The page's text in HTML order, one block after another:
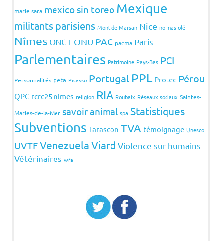
marie sara mexico sin toreo Mexique
militants parisiens Mont-de-Marsan Nice no mas olé
Nîmes ONCT ONU PAC pacma Paris
Parlementaires Patrimoine Pays-Bas PCI
Personnalités peta Picasso Portugal PPL Protec Pérou
QPC rcrc25 nimes religion RIA Roubaix Réseaux sociaux Saintes-
Maries-de-la-Mer savoir animal spa Statistiques
Subventions Tarascon TVA témoignage Unesco
UVTFVenezuelaViard Violence sur humains
Vétérinaires wfa